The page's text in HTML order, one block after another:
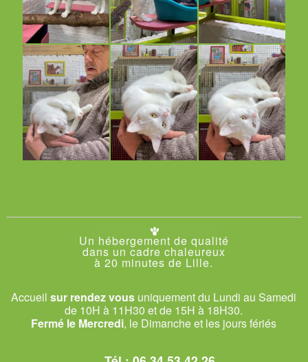
Un hébergement de qualité
dans un cadre chaleureux
à 20 minutes de Lille.
Accueilsur rendez vous uniquement du Lundi au Samedi
de 10H à 11H30 et de 15H à 18H30.
Fermé le Mercredi, le Dimanche et les jours fériés